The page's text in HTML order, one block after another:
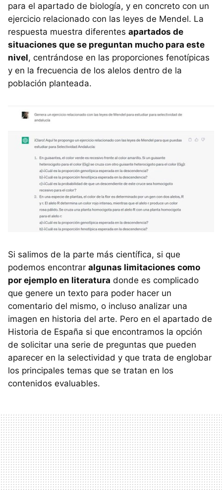
para el apartado de biología, y en concreto con un
ejercicio relacionado con las leyes de Mendel. La
respuesta muestra diferentes apartados de
situaciones que se preguntan mucho para este
nivel, centrándose en las proporciones fenotípicas
y en la frecuencia de los alelos dentro de la
población planteada.
Si salimos de la parte más científica, si que
podemos encontrar algunas limitaciones como
por ejemplo en literatura donde es complicado
que genere un texto para poder hacer un
comentario del mismo, o incluso analizar una
imagen en historia del arte. Pero en el apartado de
Historia de España si que encontramos la opción
de solicitar una serie de preguntas que pueden
aparecer en la selectividad y que trata de englobar
los principales temas que se tratan en los
contenidos evaluables.